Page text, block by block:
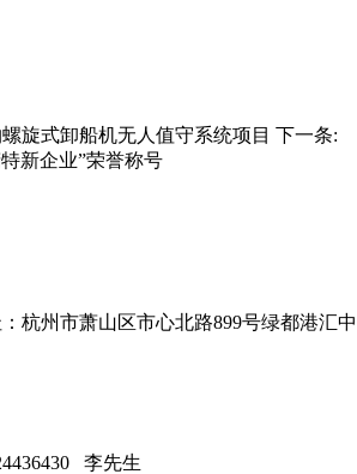
旋式卸船机无人值守系统项目 下一条:
新企业”荣誉称号
杭州市萧山区市心北路899号绿都港汇中
李先生